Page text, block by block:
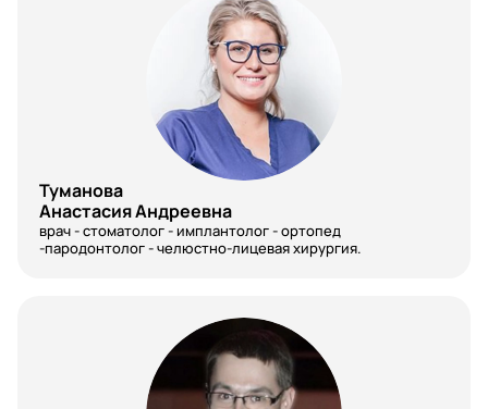
Организация здравоохранения и общественное
Оториноларингология
Офтальмология
Паразитология
Пластическая хирургия
Туманова
Анастасия Андреевна
врач - стоматолог - имплантолог - ортопед
-пародонтолог - челюстно-лицевая хирургия.